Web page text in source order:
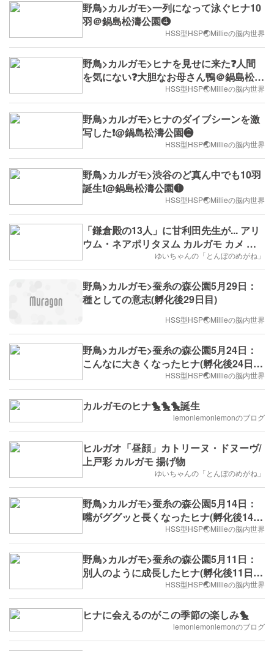
野鳥>カルガモ>一列になって泳ぐヒナ10
羽＠鍋島松濤公園❹
HSS型HSP🌏Millieの脳内世界
野鳥>カルガモ>ヒナを見せに来た❓人間
を気にない❓大胆なお母さん鴨＠鍋島松濤
HSS型HSP🌏Millieの脳内世界
野鳥>カルガモ>ヒナのダイブシーンを激
写した❗️@鍋島松濤公園❷
HSS型HSP🌏Millieの脳内世界
野鳥>カルガモ>渋谷のど真ん中でも10羽
誕生❗️@鍋島松濤公園❶
HSS型HSP🌏Millieの脳内世界
「鎌倉殿の13人」に甘利田先生が... アリ
ウム・ネアポリタヌム カルガモ カメ 早
ゆいちゃんの「とんぼのめがね」
野鳥>カルガモ>蚕糸の森公園5月29日：
種としての意志(孵化後29日目)
HSS型HSP🌏Millieの脳内世界
野鳥>カルガモ>蚕糸の森公園5月24日：
こんなに大きくなったヒナ(孵化後24日
HSS型HSP🌏Millieの脳内世界
カルガモのヒナ🐤🐤🐤誕生
lemonlemonlemonのブログ
ヒルガオ「昼顔」カトリーヌ・ドヌーヴ/
上戸彩 カルガモ 揚げ物
ゆいちゃんの「とんぼのめがね」
野鳥>カルガモ>蚕糸の森公園5月14日：
嘴がググッと長くなったヒナ(孵化後14日
HSS型HSP🌏Millieの脳内世界
野鳥>カルガモ>蚕糸の森公園5月11日：
別人のように成長したヒナ(孵化後11日
HSS型HSP🌏Millieの脳内世界
ヒナに会えるのがこの季節の楽しみ🐤
lemonlemonlemonのブログ